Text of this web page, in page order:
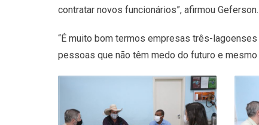
contratar novos funcionários”, afirmou Geferson.
“É muito bom termos empresas três-
pessoas que não têm medo do futuro e